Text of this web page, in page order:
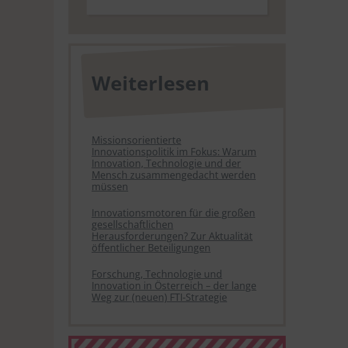
Weiterlesen
Missionsorientierte
Innovationspolitik im Fokus: Warum
Innovation, Technologie und der
Mensch zusammengedacht werden
müssen
Innovationsmotoren für die großen
gesellschaftlichen
Herausforderungen? Zur Aktualität
öffentlicher Beteiligungen
Forschung, Technologie und
Innovation in Österreich – der lange
Weg zur (neuen) FTI-Strategie